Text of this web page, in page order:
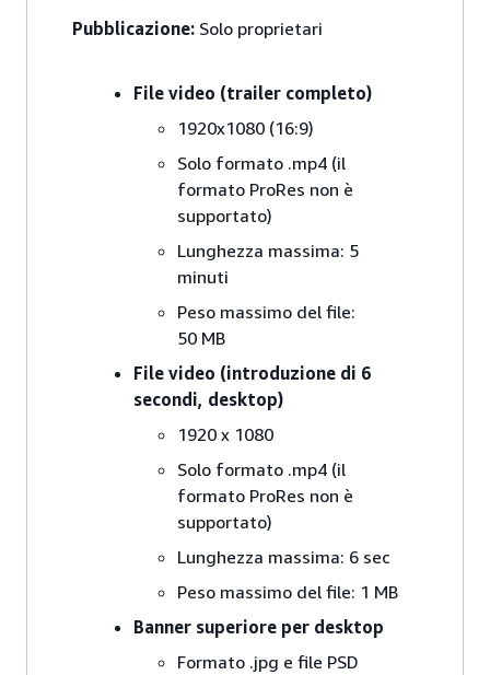
Pubblicazione: Solo proprietari
File video (trailer completo)
1920x1080 (16:9)
Solo formato .mp4 (il
formato ProRes non è
supportato)
Lunghezza massima: 5
minuti
Peso massimo del file:
50 MB
File video (introduzione di 6
secondi, desktop)
1920 x 1080
Solo formato .mp4 (il
formato ProRes non è
supportato)
Lunghezza massima: 6 sec
Peso massimo del file: 1 MB
Banner superiore per desktop
Formato .jpg e file PSD